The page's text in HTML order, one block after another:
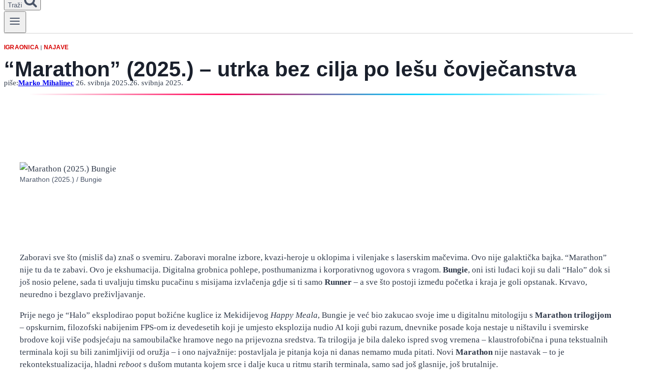
Traži
IGRAONICA | NAJAVE
“Marathon” (2025.) – utrka bez cilja po lešu čovječanstva
piše:Marko Mihalinec 26. svibnja 2025.26. svibnja 2025.
Marathon (2025.) / Bungie
Zaboravi sve što (misliš da) znaš o svemiru. Zaboravi moralne izbore, kvazi-heroje u oklopima i vilenjake s laserskim mačevima. Ovo nije galaktička bajka. “Marathon”
nije tu da te zabavi. Ovo je ekshumacija. Digitalna grobnica pohlepe, posthumanizma i korporativnog ugovora s vragom. Bungie, oni isti luđaci koji su dali “Halo” dok si
još nosio pelene, sada ti uvaljuju timsku pucačinu s misijama izvlačenja gdje si ti samo Runner – a sve što postoji između početka i kraja je goli opstanak. Krvavo,
neuredno i bezglavo preživljavanje.
Prije nego je “Halo” eksplodirao poput božićne kuglice iz Mekidijevog Happy Meala, Bungie je već bio zakucao svoje ime u digitalnu mitologiju s Marathon trilogijom
– opskurnim, filozofski nabijenim FPS-om iz devedesetih koji je umjesto eksplozija nudio AI koji gubi razum, dnevnike posade koja nestaje u ništavilu i svemirske
brodove koji više podsjećaju na samoubilačke hramove nego na prijevozna sredstva. Ta trilogija je bila daleko ispred svog vremena – klaustrofobična i puna tekstualnih
terminala koji su bili zanimljiviji od oružja – i ono najvažnije: postavljala je pitanja koja ni danas nemamo muda pitati. Novi Marathonnije nastavak – to je
rekontekstualizacija, hladni reboot s dušom mutanta kojem srce i dalje kuca u ritmu starih terminala, samo sad još glasnije, još brutalnije.